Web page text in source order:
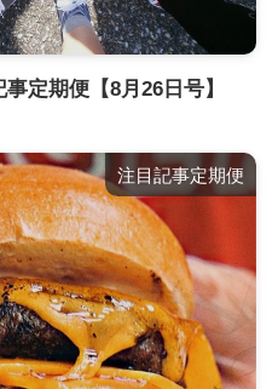
定期便【8月26日号】
注目記事定期便